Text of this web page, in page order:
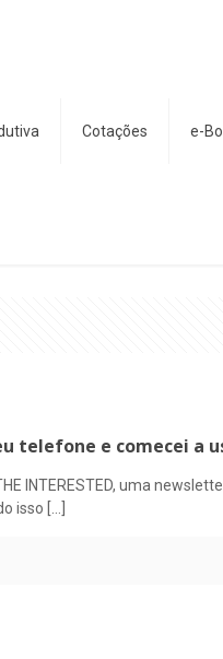
Cotações e-
telefone e comecei a
INTERESTED, uma
isso